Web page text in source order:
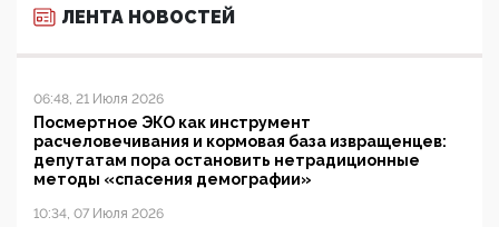
ЛЕНТА НОВОСТЕЙ
06:48, 21 Июля 2026
Посмертное ЭКО как инструмент
расчеловечивания и кормовая база извращенцев:
депутатам пора остановить нетрадиционные
методы «спасения демографии»
10:34, 07 Июля 2026